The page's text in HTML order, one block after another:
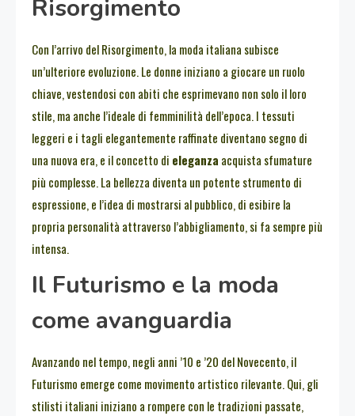
Risorgimento
Con l’arrivo del Risorgimento, la moda italiana subisce
un’ulteriore evoluzione. Le donne iniziano a giocare un ruolo
chiave, vestendosi con abiti che esprimevano non solo il loro
stile, ma anche l’ideale di femminilità dell’epoca. I tessuti
leggeri e i tagli elegantemente raffinate diventano segno di
una nuova era, e il concetto di eleganza acquista sfumature
più complesse. La bellezza diventa un potente strumento di
espressione, e l’idea di mostrarsi al pubblico, di esibire la
propria personalità attraverso l’abbigliamento, si fa sempre più
intensa.
Il Futurismo e la moda
come avanguardia
Avanzando nel tempo, negli anni ’10 e ’20 del Novecento, il
Futurismo emerge come movimento artistico rilevante. Qui, gli
stilisti italiani iniziano a rompere con le tradizioni passate,